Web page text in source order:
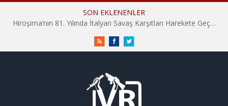
SON EKLENENLER
Hiroşima’nın 81. Yılında İtalyan Savaş Karşıtları Harekete Geçti: “Hatırlamak yeterli değil”
RSS FacebookTwitter